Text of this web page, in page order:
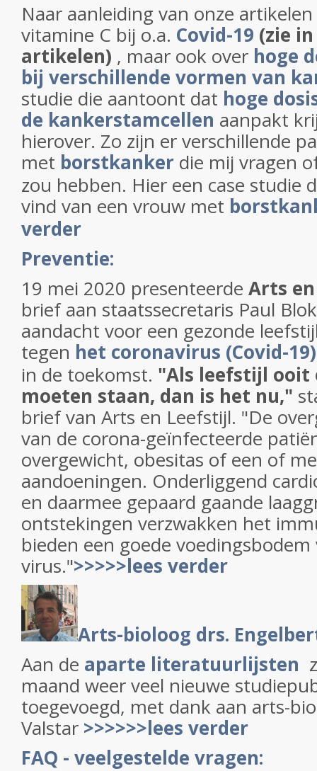
Naar aanleiding van onze
vitamine C bij o.a. Covid-19 (zie
artikelen) , maar ook over hoge
bij verschillende vormen van
studie die aantoont dat hoge
de kankerstamcellen aanpakt
hierover. Zo zijn er verschillende
met borstkanker die mij vragen
zou hebben. Hier een case studie
vind van een vrouw met
verder
Preventie:
19 mei 2020 presenteerde Arts
brief aan staatssecretaris Paul
aandacht voor een gezonde
tegen het coronavirus (Covid-19)
in de toekomst. "Als leefstijl ooit
moeten staan, dan is het nu,"
brief van Arts en Leefstijl. "De
van de corona-geïnfecteerde
overgewicht, obesitas of een of
aandoeningen. Onderliggend
en daarmee gepaard gaande
ontstekingen verzwakken het
bieden een goede
virus.">>>>>lees verder
Arts-bioloog drs.
Aan de aparte literatuurlijsten
maand weer veel nieuwe
toegevoegd, met dank aan arts-
Valstar >>>>>>lees verder
FAQ - veelgestelde vragen: